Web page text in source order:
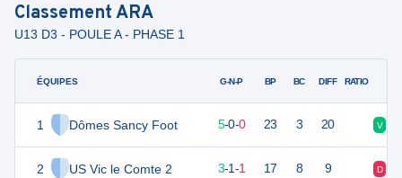
ClassementARA
U13 D3 - POULE A - PHASE 1
ÉQUIPES
1 Dômes Sancy Foot
2 US Vic le Comte 2
G-N-P BP BC DIFF RATIO
15 5-0-0 23 3 20 V
10 3-1-1 17 8 9 D